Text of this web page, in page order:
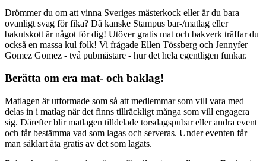
Drömmer du om att vinna Sveriges mästerkock eller är du bara
ovanligt svag för fika? Då kanske Stampus bar-/matlag eller
bakutskott är något för dig! Utöver gratis mat och bakverk träffar du
också en massa kul folk! Vi frågade Ellen Tössberg och Jennyfer
Gomez Gomez - två pubmästare - hur det hela egentligen funkar.
Berätta om era mat- och baklag!
Matlagen är utformade som så att medlemmar som vill vara med
delas in i matlag när det finns tillräckligt många som vill engagera
sig. Därefter blir matlagen tilldelade torsdagspubar eller andra event
och får bestämma vad som lagas och serveras. Under eventen får
man såklart äta gratis av det som lagats.